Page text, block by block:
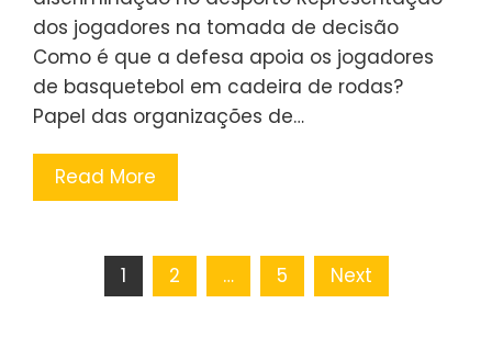
dos jogadores na tomada de decisão
Como é que a defesa apoia os jogadores
de basquetebol em cadeira de rodas?
Papel das organizações de…
Read More
Posts 1 2 … 5 Next